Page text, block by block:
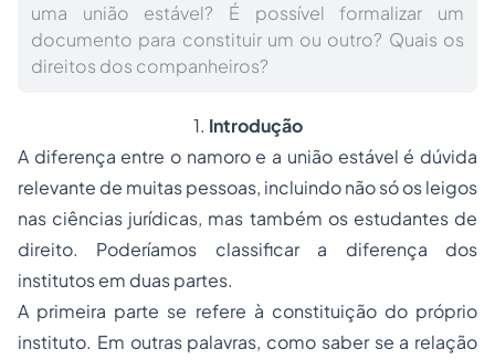
uma união estável? É possível formalizar um
documento para constituir um ou outro? Quais os
direitos dos companheiros?
1. Introdução
A diferença entre o namoro e a união estável é dúvida
relevante de muitas pessoas, incluindo não só os leigos
nas ciências jurídicas, mas também os estudantes de
direito. Poderíamos classificar a diferença dos
institutos em duas partes.
A primeira parte se refere à constituição do próprio
instituto. Em outras palavras, como saber se a relação